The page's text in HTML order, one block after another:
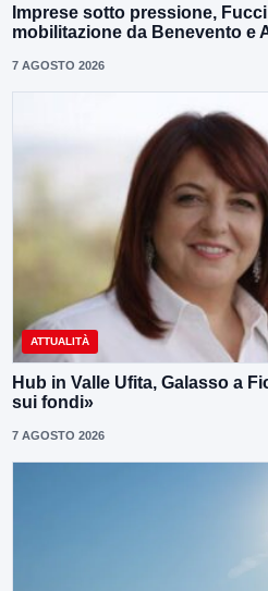
Imprese sotto pressione,
mobilitazione da Benevento e
7 AGOSTO 2026
ATTUALITÀ
Hub in Valle Ufita, Galasso a
sui fondi»
7 AGOSTO 2026